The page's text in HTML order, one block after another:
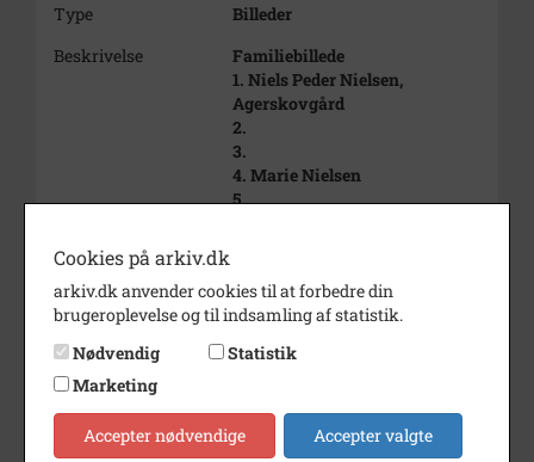
Type
Billeder
Beskrivelse
Familiebillede
1. Niels Peder Nielsen,
Agerskovgård
2.
3.
4. Marie Nielsen
5.
9.
10.
12.
13. Jens Jensen
Periode
1940 - 1950
Fotograf
Ukendt
Cookies på arkiv.dk
arkiv.dk anvender cookies til at forbedre din
brugeroplevelse og til indsamling af statistik.
Nødvendig
Statistik
Marketing
Accepter nødvendige Accepter valgte